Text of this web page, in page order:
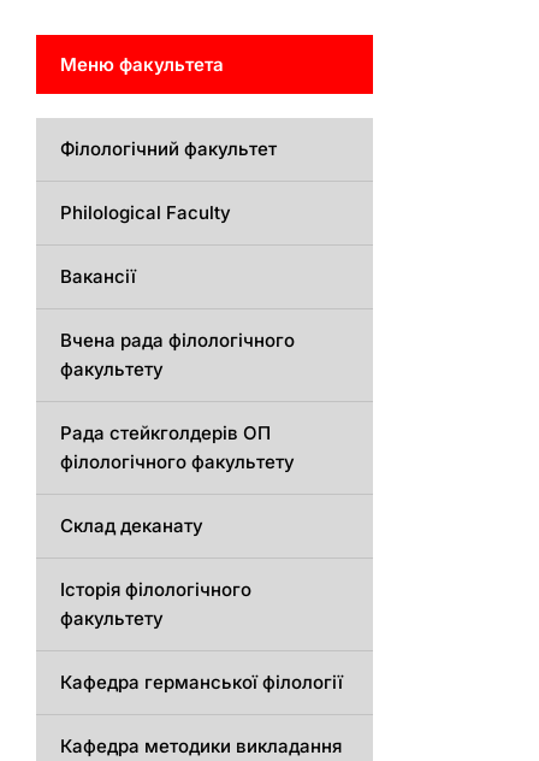
Меню факультета
Філологічний факультет
Philological Faculty
Вакансії
Вчена рада філологічного
факультету
Рада стейкголдерів ОП
філологічного факультету
Склад деканату
Історія філологічного
факультету
Кафедрa германської філології
Кафедрa методики викладання